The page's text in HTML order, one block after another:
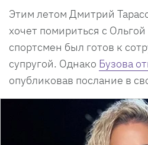
Этим летом Дмитрий
хочет помириться с
спортсмен был готов к
супругой. Однако Бузова
опубликовав послание в